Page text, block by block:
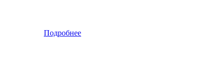
Подробнее